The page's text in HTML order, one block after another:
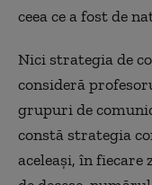
ceea ce a fost de
Nici strategia de
consideră
grupuri de
constă strategia
aceleași, în